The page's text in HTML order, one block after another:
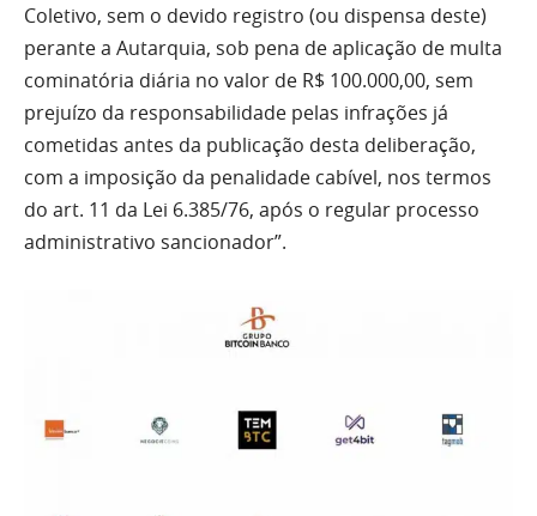
Coletivo, sem o devido registro (ou dispensa deste)
perante a Autarquia, sob pena de aplicação de multa
cominatória diária no valor de R$ 100.000,00, sem
prejuízo da responsabilidade pelas infrações já
cometidas antes da publicação desta deliberação,
com a imposição da penalidade cabível, nos termos
do art. 11 da Lei 6.385/76, após o regular processo
administrativo sancionador”.